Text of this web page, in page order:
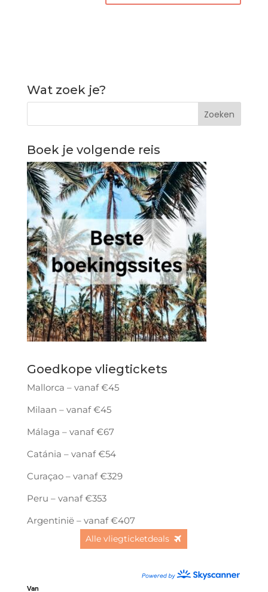
Wat zoek je?
Boek je volgende reis
Goedkope vliegtickets
Mallorca – vanaf €45
Milaan – vanaf €45
Málaga – vanaf €67
Catánia – vanaf €54
Curaçao – vanaf €329
Peru – vanaf €353
Argentinië – vanaf €407
Alle vliegticketdeals